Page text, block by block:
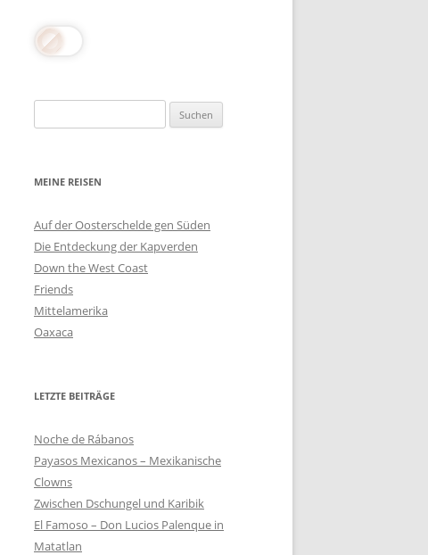
nach:
MEINE REISEN
Auf der Oosterschelde gen Süden
Die Entdeckung der Kapverden
Down the West Coast
Friends
Mittelamerika
Oaxaca
LETZTE BEITRÄGE
Noche de Rábanos
Payasos Mexicanos – Mexikanische
Clowns
Zwischen Dschungel und Karibik
El Famoso – Don Lucios Palenque in
Matatlan